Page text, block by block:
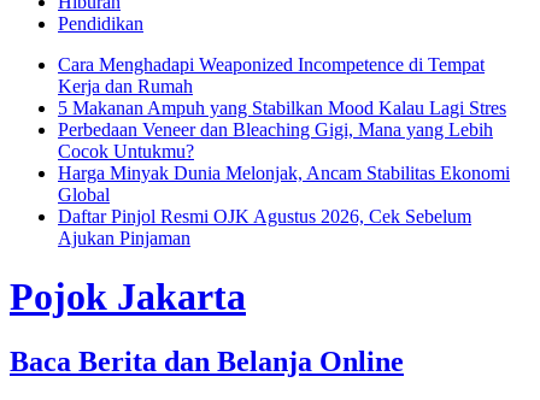
Pendidikan
Cara Menghadapi Weaponized Incompetence di Tempat
Kerja dan Rumah
5 Makanan Ampuh yang Stabilkan Mood Kalau Lagi Stres
Perbedaan Veneer dan Bleaching Gigi, Mana yang Lebih
Cocok Untukmu?
Harga Minyak Dunia Melonjak, Ancam Stabilitas Ekonomi
Global
Daftar Pinjol Resmi OJK Agustus 2026, Cek Sebelum
Ajukan Pinjaman
Pojok Jakarta
Baca Berita dan Belanja Online